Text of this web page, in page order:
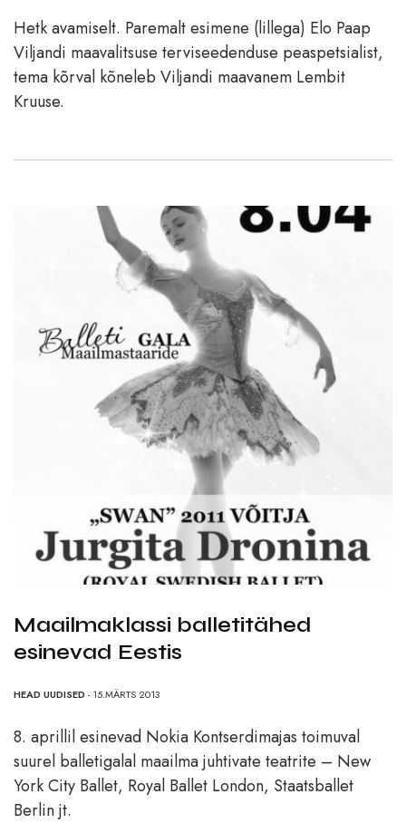
Hetk avamiselt. Paremalt esimene (lillega) Elo Paap
Viljandi maavalitsuse terviseedenduse peaspetsialist,
tema kõrval kõneleb Viljandi maavanem Lembit
Kruuse.
Maailmaklassi balletitähed
esinevad Eestis
HEAD UUDISED - 15.MÄRTS 2013
8. aprillil esinevad Nokia Kontserdimajas toimuval
suurel balletigalal maailma juhtivate teatrite – New
York City Ballet, Royal Ballet London, Staatsballet
Berlin jt.